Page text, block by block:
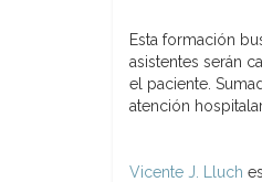
Esta formación
asistentes serán
el paciente.
atención
Vicente J. Lluch